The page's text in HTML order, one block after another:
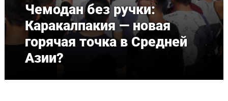
Чемодан без ручки:
Каракалпакия — новая
горячая точка в Средней
Азии?